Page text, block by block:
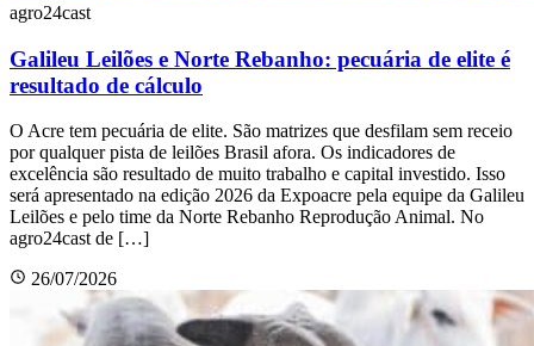
agro24cast
Galileu Leilões e Norte Rebanho: pecuária de elite é
resultado de cálculo
O Acre tem pecuária de elite. São matrizes que desfilam sem receio
por qualquer pista de leilões Brasil afora. Os indicadores de
excelência são resultado de muito trabalho e capital investido. Isso
será apresentado na edição 2026 da Expoacre pela equipe da Galileu
Leilões e pelo time da Norte Rebanho Reprodução Animal. No
agro24cast de […]
26/07/2026